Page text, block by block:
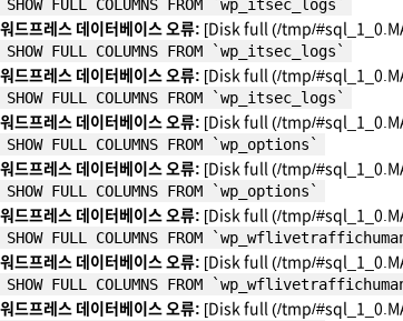
SHOW FULL COLUMNS FROM `wp_itsec_logs`
워드프레스 데이터베이스 오류: [Disk full (/tmp/
SHOW FULL COLUMNS FROM `wp_itsec_logs`
워드프레스 데이터베이스 오류: [Disk full (/tmp/
SHOW FULL COLUMNS FROM `wp_itsec_logs`
워드프레스 데이터베이스 오류: [Disk full (/tmp/
SHOW FULL COLUMNS FROM `wp_options`
워드프레스 데이터베이스 오류: [Disk full (/tmp/
SHOW FULL COLUMNS FROM `wp_options`
워드프레스 데이터베이스 오류: [Disk full (/tmp/
SHOW FULL COLUMNS FROM
워드프레스 데이터베이스 오류: [Disk full (/tmp/
SHOW FULL COLUMNS FROM
워드프레스 데이터베이스 오류: [Disk full (/tmp/